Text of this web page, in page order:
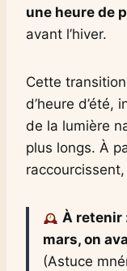
une heure de
avant l’hiver.
Cette
d’heure d’été,
de la lumière
plus longs. À
À retenir
mars, on
(Astuce